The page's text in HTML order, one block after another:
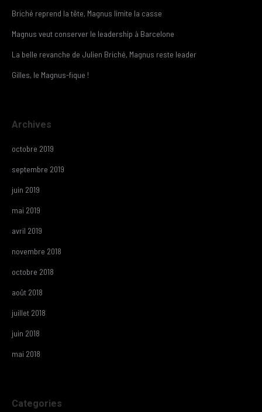
Briché reprend la tête, Magnus limite la casse
Magnus veut conserver le leadership à Barcelone
La belle revanche de Julien Briché, Magnus reste leader
Gilles, le Magnus-fique !
Archives
octobre 2019
septembre 2019
juin 2019
mai 2019
avril 2019
novembre 2018
octobre 2018
août 2018
juillet 2018
juin 2018
mai 2018
Categories